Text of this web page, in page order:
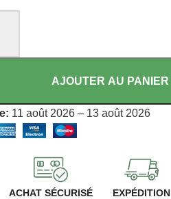
AJOUTER AU PANIER
11 août 2026 – 13 août 2026
ACHAT SÉCURISÉ
EXPÉDITION